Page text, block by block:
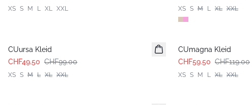
XS S M L XL XXL XS S M L XL XXL
CUursa Kleid
CHF49.50 CHF99.00
XS S M L XL XXL
CUmagna Kleid
CHF59.50 CHF119.00
XS S M L XL XXL